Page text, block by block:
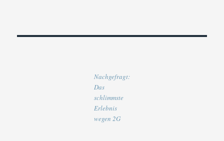
Nachgefragt:
Das
schlimmste
Erlebnis
wegen 2G